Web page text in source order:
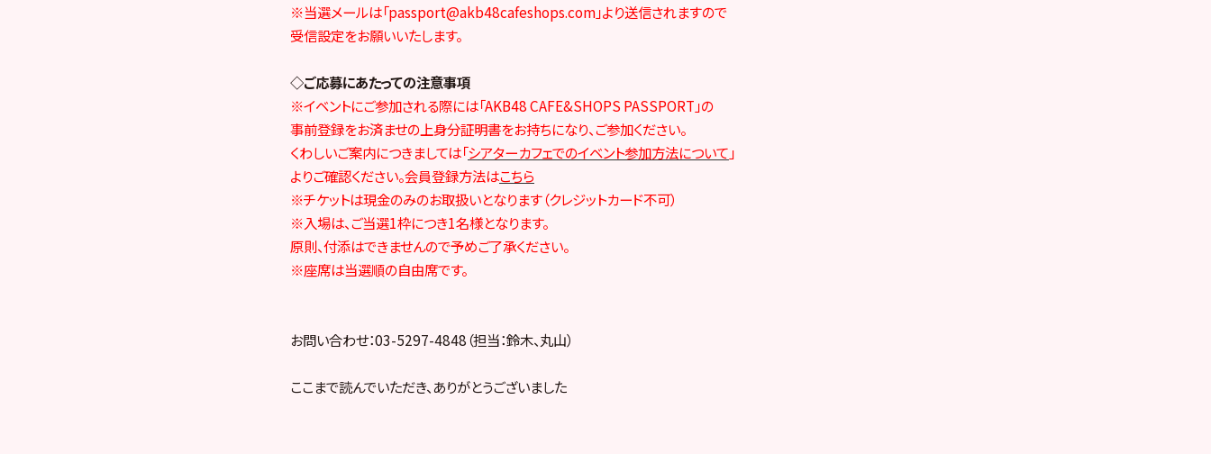
※当選メールは「passport@akb48cafeshops.com」より送信されますので
受信設定をお願いいたします。
◇ご応募にあたっての注意事項
※イベントにご参加される際には「AKB48 CAFE&SHOPS PASSPORT」の
事前登録をお済ませの上身分証明書をお持ちになり、ご参加ください。
くわしいご案内につきましては「シアターカフェでのイベント参加方法について 」
よりご確認ください。会員登録方法はこちら
※チケットは現金のみのお取扱いとなります（クレジットカード不可）
※入場は、ご当選1枠につき1名様となります。
原則、付添はできませんので予めご了承ください。
※座席は当選順の自由席です。
お問い合わせ：03-5297-4848（担当：鈴木、丸山）
ここまで読んでいただき、ありがとうございました